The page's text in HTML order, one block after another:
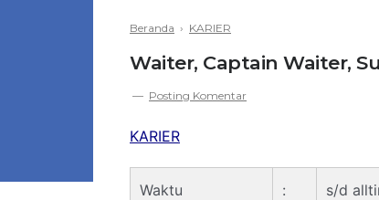
Beranda › KARIER
Waiter, Captain Waiter,
Posting Komentar
KARIER
Waktu : s/d